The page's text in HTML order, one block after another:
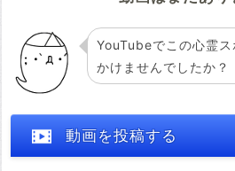
YouTubeでこの心霊
かけませんでしたか？
動画を投稿する